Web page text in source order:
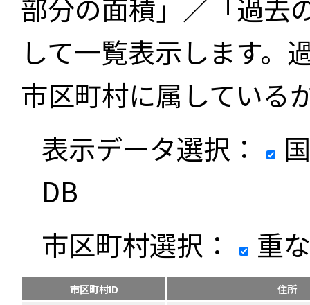
部分の面積」／「過去
して一覧表示します。
市区町村に属している
表示データ選択：
DB
市区町村選択：
重
市区町村ID
住所